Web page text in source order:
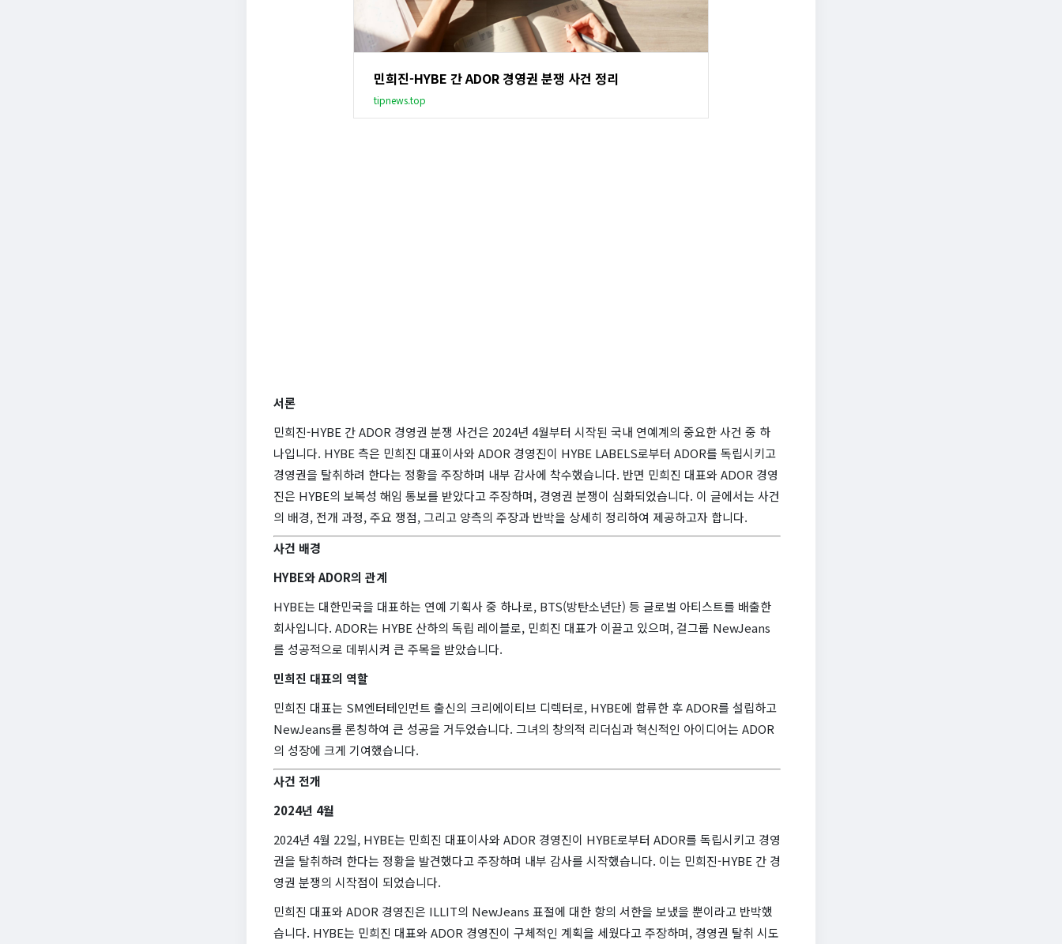
민희진-HYBE 간 ADOR 경영권 분쟁 사건 정리
tipnews.top
서론
민희진-HYBE 간 ADOR 경영권 분쟁 사건은 2024년 4월부터 시작된 국내 연예계의 중요한 사건 중 하
나입니다. HYBE 측은 민희진 대표이사와 ADOR 경영진이 HYBE LABELS로부터 ADOR를 독립시키고
경영권을 탈취하려 한다는 정황을 주장하며 내부 감사에 착수했습니다. 반면 민희진 대표와 ADOR 경영
진은 HYBE의 보복성 해임 통보를 받았다고 주장하며, 경영권 분쟁이 심화되었습니다. 이 글에서는 사건
의 배경, 전개 과정, 주요 쟁점, 그리고 양측의 주장과 반박을 상세히 정리하여 제공하고자 합니다.
사건 배경
HYBE와 ADOR의 관계
HYBE는 대한민국을 대표하는 연예 기획사 중 하나로, BTS(방탄소년단) 등 글로벌 아티스트를 배출한
회사입니다. ADOR는 HYBE 산하의 독립 레이블로, 민희진 대표가 이끌고 있으며, 걸그룹 NewJeans
를 성공적으로 데뷔시켜 큰 주목을 받았습니다.
민희진 대표의 역할
민희진 대표는 SM엔터테인먼트 출신의 크리에이티브 디렉터로, HYBE에 합류한 후 ADOR를 설립하고
NewJeans를 론칭하여 큰 성공을 거두었습니다. 그녀의 창의적 리더십과 혁신적인 아이디어는 ADOR
의 성장에 크게 기여했습니다.
사건 전개
2024년 4월
2024년 4월 22일, HYBE는 민희진 대표이사와 ADOR 경영진이 HYBE로부터 ADOR를 독립시키고 경영
권을 탈취하려 한다는 정황을 발견했다고 주장하며 내부 감사를 시작했습니다. 이는 민희진-HYBE 간 경
영권 분쟁의 시작점이 되었습니다.
민희진 대표와 ADOR 경영진은 ILLIT의 NewJeans 표절에 대한 항의 서한을 보냈을 뿐이라고 반박했
습니다. HYBE는 민희진 대표와 ADOR 경영진이 구체적인 계획을 세웠다고 주장하며, 경영권 탈취 시도